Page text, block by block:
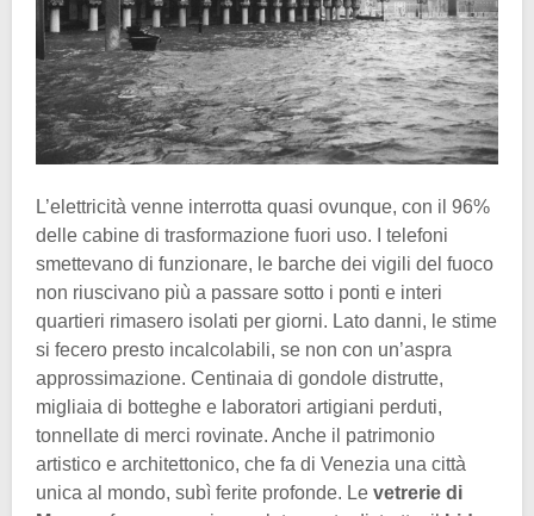
L’elettricità venne interrotta quasi ovunque, con il 96%
delle cabine di trasformazione fuori uso. I telefoni
smettevano di funzionare, le barche dei vigili del fuoco
non riuscivano più a passare sotto i ponti e interi
quartieri rimasero isolati per giorni. Lato danni, le stime
si fecero presto incalcolabili, se non con un’aspra
approssimazione. Centinaia di gondole distrutte,
migliaia di botteghe e laboratori artigiani perduti,
tonnellate di merci rovinate. Anche il patrimonio
artistico e architettonico, che fa di Venezia una città
unica al mondo, subì ferite profonde. Le vetrerie di